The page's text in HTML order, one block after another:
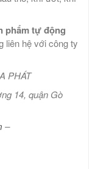
phẩm tự động
liên hệ với công ty
PHÁT
14, quận Gò
–